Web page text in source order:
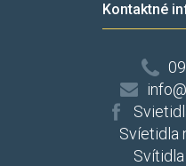
Kontaktné
Svíetidla